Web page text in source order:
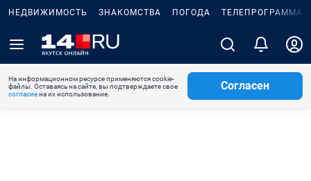
НЕДВИЖИМОСТЬ ЗНАКОМСТВА ПОГОДА ТЕЛЕПРОГРАММА
На информационном ресурсе применяются cookie-
файлы. Оставаясь на сайте, вы подтверждаете свое
согласиена их использование.
Согласен